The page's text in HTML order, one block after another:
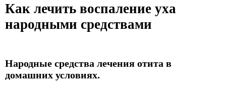
Как лечить воспаление уха
народными средствами
Народные средства лечения отита в
домашних условиях.